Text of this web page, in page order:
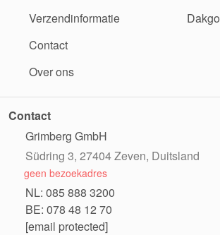
Verzendinformatie
Contact
Over ons
Contact
Grimberg GmbH
Südring 3, 27404 Zeven, Duitsland
geen bezoekadres
NL: 085 888 3200
BE: 078 48 12 70
[email protected]